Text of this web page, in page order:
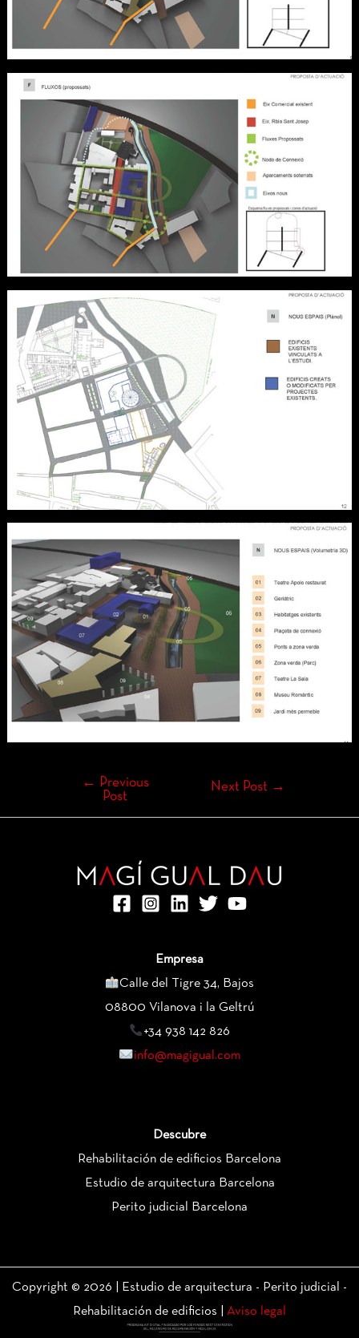
← Previous
Post
Next Post →
Empresa
Calle del Tigre 34, Bajos
08800 Vilanova i la Geltrú
+34 938 142 826
info@magigual.com
Descubre
Rehabilitación de edificios Barcelona
Estudio de arquitectura Barcelona
Perito judicial Barcelona
Copyright © 2026 | Estudio de arquitectura - Perito judicial -
Rehabilitación de edificios | Aviso legal